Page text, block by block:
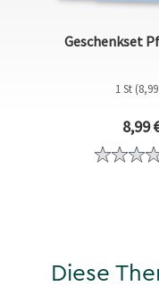
Geschenkset
1 St
8,99
Diese